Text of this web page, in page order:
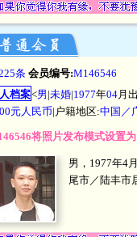
条会员编号:M146546
档案<男|未婚|1977年04 月
元人民币|户籍地区:中国／
将照片发布模式设置
男，1977年4
尾市／陆丰市